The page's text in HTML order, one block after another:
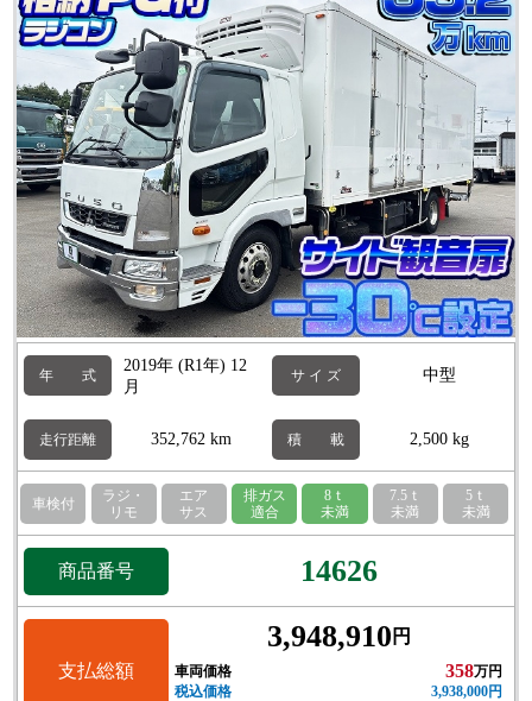
年 式
2019年 (R1年) 12
月
サ イ ズ 中型
走行距離 352,762 km 積 載 2,500 kg
車検付
ラジ・
リモ
エア
サス
排ガス
適合
8ｔ
未満
7.5ｔ
未満
5ｔ
未満
商品番号 14626
支払総額
3,948,910 円
車両価格 358万円
税込価格
3,938,000円